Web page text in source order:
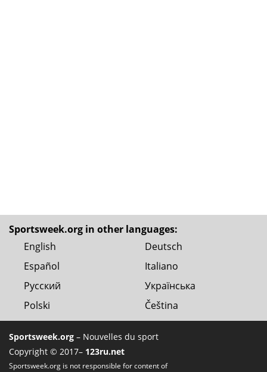
Sportsweek.org in other languages:
English
Deutsch
Español
Italiano
Русский
Українська
Polski
Čeština
Sportsweek.org – Nouvelles du sport
Copyright © 2017– 123ru.net
Sportsweek.org is not responsible for content of